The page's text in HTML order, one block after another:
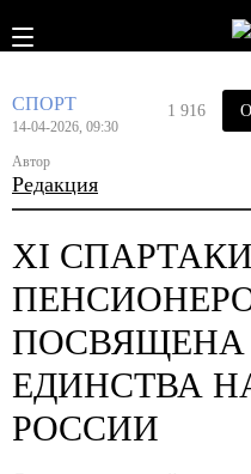
СПОРТ
14-04-2026, 09:30
Автор
Редакция
1 916
XI
ПОСВЯЩЕНА
ЕДИНСТВА
РОССИИ